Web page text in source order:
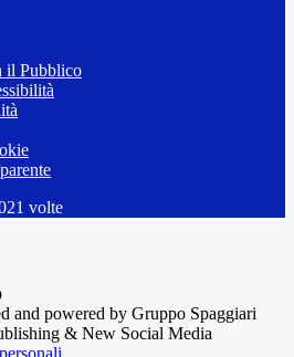
il Pubblico
volte
and powered by Gruppo Spaggiari
& New Social Media